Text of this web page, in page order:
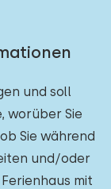
und soll
worüber Sie
Sie während
und/oder
mit